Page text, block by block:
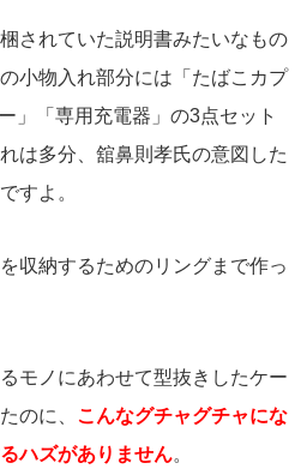
されていた説明書みたいなもの
小物入れ部分には「たばこカプ
」「専用充電器」の3点セット
は多分、舘鼻則孝氏の意図した
すよ。
収納するためのリングまで作っ
モノにあわせて型抜きしたケー
のに、 こんなグチャグチャにな
ハズがありません。